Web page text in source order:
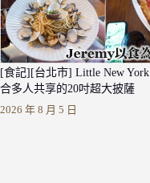
[食記][台北市] Little New
合多人共享的20吋超大披薩
2026 年 8 月 5 日